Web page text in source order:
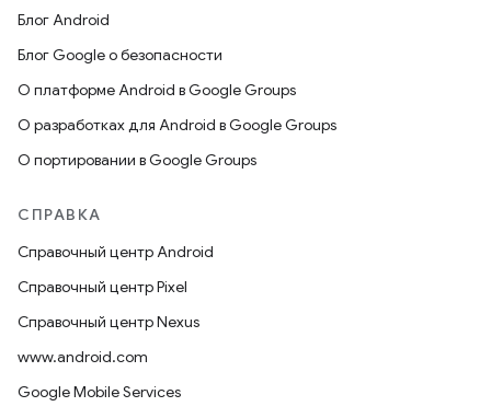
Блог Android
Блог Google о безопасности
О платформе Android в Google Groups
О разработках для Android в Google Groups
О портировании в Google Groups
СПРАВКА
Справочный центр Android
Справочный центр Pixel
Справочный центр Nexus
www.android.com
Google Mobile Services